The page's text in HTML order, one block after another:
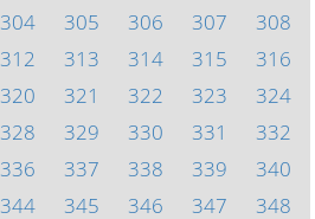
304 305 306 307
308
312 313 314 315
316
320 321 322 323
324
328 329 330 331
332
336 337 338 339
340
344 345 346 347 348